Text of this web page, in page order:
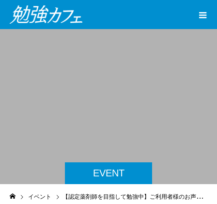
EVENT
イベント 【認定薬剤師を目指して勉強中】ご利用者様のお声（6）